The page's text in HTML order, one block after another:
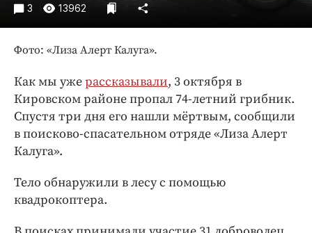
Издания
Медиаперсона
Интересное чтиво
Бренд года
Работодатель года
3 13962
Фото: «Лиза Алерт Калуга».
Как мы ужерассказывали, 3 октября в
Кировском районе пропал 74-летний грибник.
Спустя три дня его нашли мёртвым, сообщили
в поисково-спасательном отряде «Лиза Алерт
Калуга».
Тело обнаружили в лесу с помощью
квадрокоптера.